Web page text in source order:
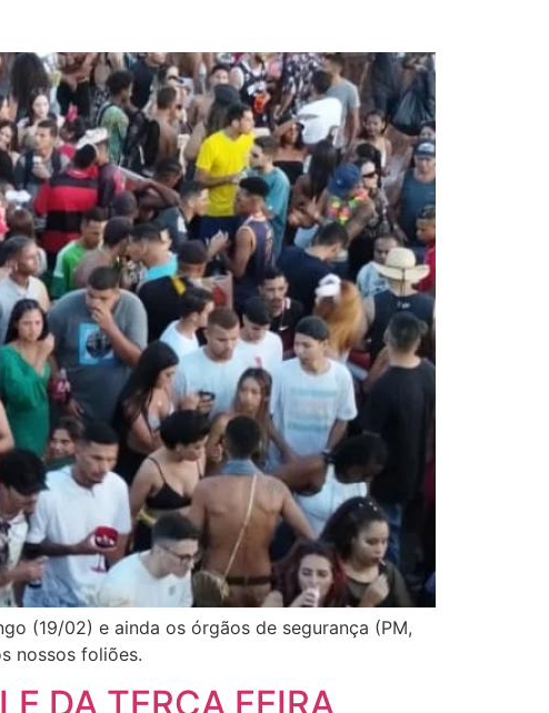
(19/02) e ainda os órgãos de segurança (PM,
nossos foliões.
DA TERÇA FEIRA